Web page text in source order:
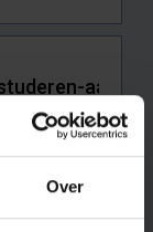
Over
fout zag.